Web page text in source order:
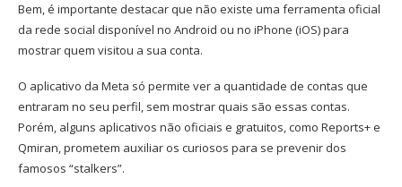
Bem, é importante destacar que não existe uma ferramenta oficial
da rede social disponível no Android ou no iPhone (iOS) para
mostrar quem visitou a sua conta.
O aplicativo da Meta só permite ver a quantidade de contas que
entraram no seu perfil, sem mostrar quais são essas contas.
Porém, alguns aplicativos não oficiais e gratuitos, como Reports+ e
Qmiran, prometem auxiliar os curiosos para se prevenir dos
famosos “stalkers”.